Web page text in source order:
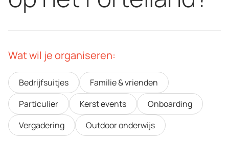
Wat wil je organiseren:
Bedrijfsuitjes
Familie & vrienden
Particulier
Kerst events
Onboarding
Vergadering
Outdoor onderwijs